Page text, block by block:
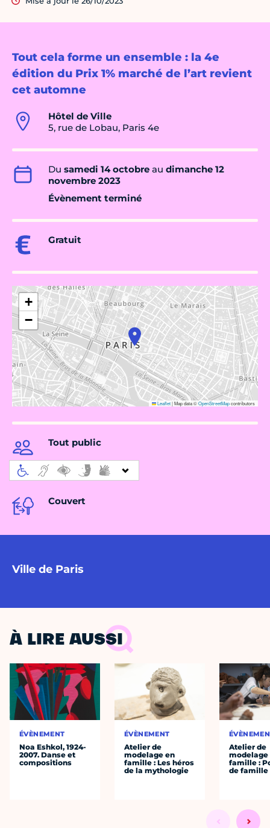
Tout cela forme un ensemble : la 4e
édition du Prix 1% marché de l’art revient
cet automne
Hôtel de Ville
5, rue de Lobau, Paris 4e
Du samedi 14 octobre au dimanche 12
novembre 2023
Évènement terminé
Gratuit
+
−
Leaflet|Map data ©OpenStreetMapcontributors
Tout public
Couvert
Ville de Paris
À LIRE AUSSI
ÉVÈNEMENT
Noa Eshkol, 1924-
2007. Danse et
compositions
ÉVÈNEMENT
Atelier de
modelage en
famille : Les héros
de la mythologie
Atelier de
modelage
famille :
de famille